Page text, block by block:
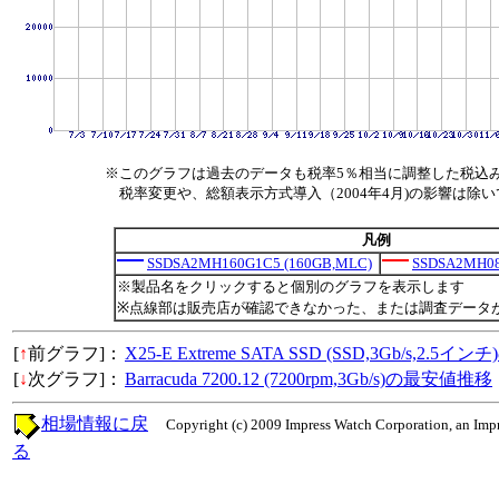
※このグラフは過去のデータも税率5％相当に調整した税込
税率変更や、総額表示方式導入（2004年4月)の影響は除い
凡例
SSDSA2MH160G1C5 (160GB,MLC)
※製品名をクリックすると個別のグラフを表示します
※点線部は販売店が確認できなかった、または調査データ
[↑前グラフ]： X25-E Extreme SATA SSD (SSD,3Gb/s,2.5イン
[↓次グラフ]： Barracuda 7200.12 (7200rpm,3Gb/s)の最安値推移
Copyright (c) 2009 Impress Watch Corporation, an
相場情報に戻
る